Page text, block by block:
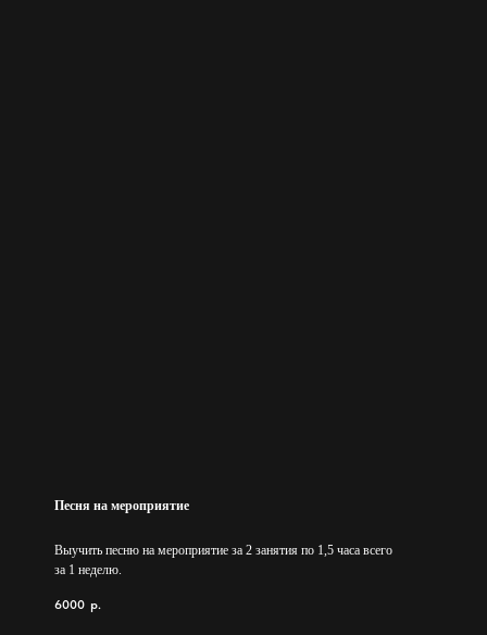
Песня на мероприятие
Выучить песню на мероприятие за 2 занятия по 1,5 часа всего
за 1 неделю.
6000 р.